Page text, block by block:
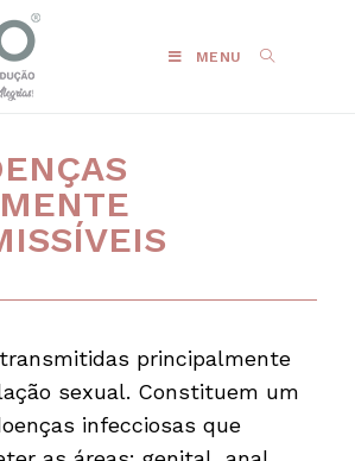
MENU
principalmente
sexual. Constituem um
infecciosas que